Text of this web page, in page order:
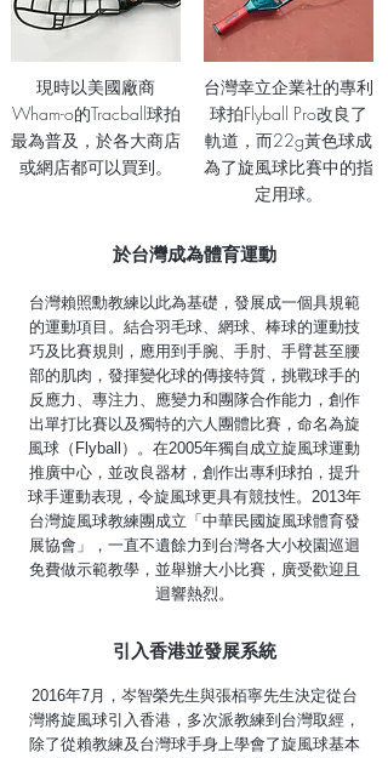
現時以美國廠商
Wham-o的Tracball球拍
最為普及，於各大商店
或網店都可以買到。
台灣幸立企業社的專利
球拍Flyball Pro改良了
軌道，而22g黃色球成
為了旋風球比賽中的指
定用球。
於台灣成為體育運動
台灣賴照勳教練以此為基礎，發展成一個具規範
的運動項目。結合羽毛球、網球、棒球的運動技
巧及比賽規則，應用到手腕、手肘、手臂甚至腰
部的肌肉，發揮變化球的傳接特質，挑戰球手的
反應力、專注力、應變力和團隊合作能力，創作
出單打比賽以及獨特的六人團體比賽，命名為旋
風球（Flyball）。在2005年獨自成立旋風球運動
推廣中心，並改良器材，創作出專利球拍，提升
球手運動表現，令旋風球更具有競技性。2013年
台灣旋風球教練團成立「中華民國旋風球體育發
展協會」，一直不遺餘力到台灣各大小校園巡迴
免費做示範教學，並舉辦大小比賽，廣受歡迎且
迴響熱烈。
引入香港並發展系統
2016年7月，岑智榮先生與張栢寧先生決定從台
灣將旋風球引入香港，多次派教練到台灣取經，
除了從賴教練及台灣球手身上學會了旋風球基本